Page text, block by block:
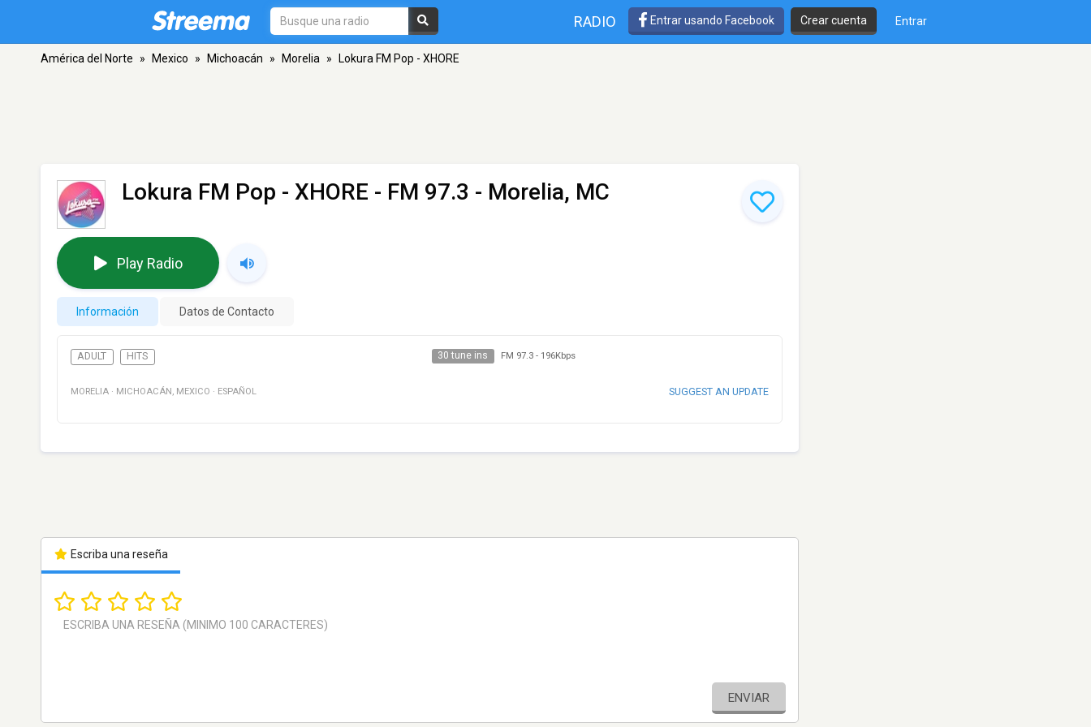
RADIO Entrar usando Facebook Crear cuenta Entrar
América del Norte » Mexico » Michoacán » Morelia » Lokura FM Pop - XHORE
Lokura FM Pop - XHORE - FM 97.3 - Morelia, MC
Play Radio
Información Datos de Contacto
ADULT HITS 30 tune ins FM 97.3- 196Kbps
MORELIA · MICHOACÁN , MEXICO · ESPAÑOL SUGGEST AN UPDATE
Escriba una reseña
ENVIAR